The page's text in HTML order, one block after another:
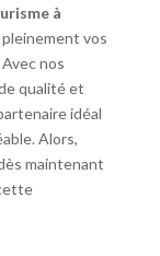
à
vos
nos
qualité et
idéal
Alors,
maintenant